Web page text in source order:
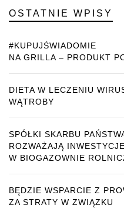
OSTATNIE WPISY
#KUPUJŚWIADOMIE
NA GRILLA – PRODUKT
DIETA W LECZENIU
WĄTROBY
SPÓŁKI SKARBU
ROZWAŻAJĄ INWESTYCJE
W BIOGAZOWNIE
BĘDZIE WSPARCIE Z
ZA STRATY W ZWIĄZKU